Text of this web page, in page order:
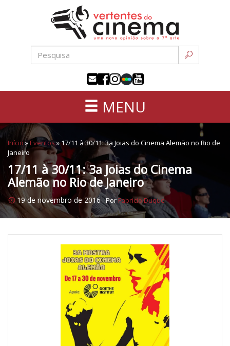
conteúdo
sétima
MENU
Início»Eventos»17/11 à 30/11: 3a Joias do Cinema Alemão no Rio de
Janeiro
17/11 à 30/11: 3a Joias do Cinema
Alemão no Rio de Janeiro
19 de novembro de 2016 PorFabricio Duque